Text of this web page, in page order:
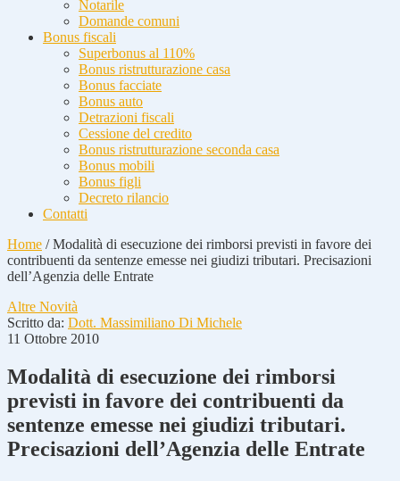
Notarile
Domande comuni
Bonus fiscali
Superbonus al 110%
Bonus ristrutturazione casa
Bonus facciate
Bonus auto
Detrazioni fiscali
Cessione del credito
Bonus ristrutturazione seconda casa
Bonus mobili
Bonus figli
Decreto rilancio
Contatti
Home /Modalità di esecuzione dei rimborsi previsti in favore dei
contribuenti da sentenze emesse nei giudizi tributari. Precisazioni
dell’Agenzia delle Entrate
Altre Novità
Scritto da: Dott. Massimiliano Di Michele
11 Ottobre 2010
Modalità di esecuzione dei rimborsi
previsti in favore dei contribuenti da
sentenze emesse nei giudizi tributari.
Precisazioni dell’Agenzia delle Entrate